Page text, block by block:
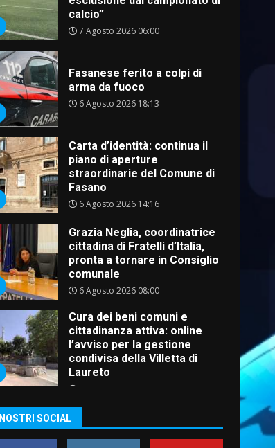
calcio”
7 Agosto 2026 06:00
Fasanese ferito a colpi di
arma da fuoco
6 Agosto 2026 18:13
Carta d’identità: continua il
piano di aperture
straordinarie del Comune di
Fasano
6 Agosto 2026 14:16
Grazia Neglia, coordinatrice
cittadina di Fratelli d’Italia,
pronta a tornare in Consiglio
comunale
6 Agosto 2026 08:00
Cura dei beni comuni e
cittadinanza attiva: online
l’avviso per la gestione
condivisa della Villetta di
Laureto
6 Agosto 2026 06:20
prima assoluta de “L’Albergo
Belvedere. Il rapimento”
I NOSTRI SOCIAL